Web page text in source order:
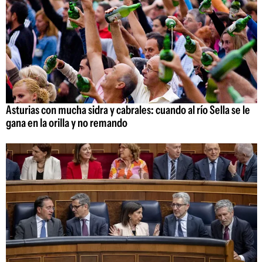
Asturias con mucha sidra y cabrales: cuando al río Sella se le
gana en la orilla y no remando